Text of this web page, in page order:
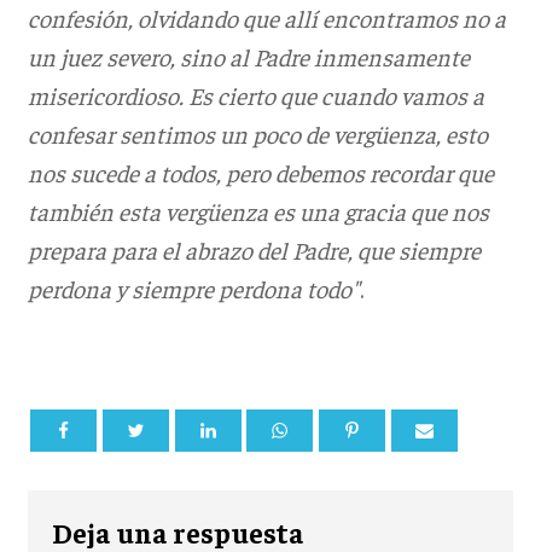
confesión, olvidando que allí encontramos no a
un juez severo, sino al Padre inmensamente
misericordioso. Es cierto que cuando vamos a
confesar sentimos un poco de vergüenza, esto
nos sucede a todos, pero debemos recordar que
también esta vergüenza es una gracia que nos
prepara para el abrazo del Padre, que siempre
perdona y siempre perdona todo".
Deja una respuesta